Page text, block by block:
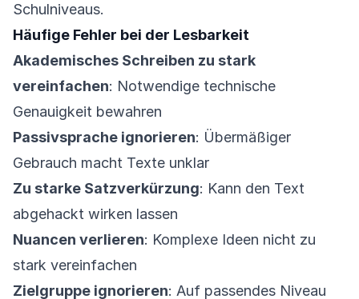
Schulniveaus.
Häufige Fehler bei der Lesbarkeit
Akademisches Schreiben zu stark
vereinfachen: Notwendige technische
Genauigkeit bewahren
Passivsprache ignorieren: Übermäßiger
Gebrauch macht Texte unklar
Zu starke Satzverkürzung: Kann den Text
abgehackt wirken lassen
Nuancen verlieren: Komplexe Ideen nicht zu
stark vereinfachen
Zielgruppe ignorieren: Auf passendes Niveau